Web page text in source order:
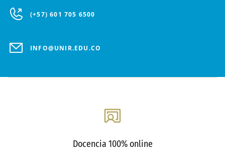
(+57) 601 705 6500
INFO@UNIR.EDU.CO
Docencia 100% online